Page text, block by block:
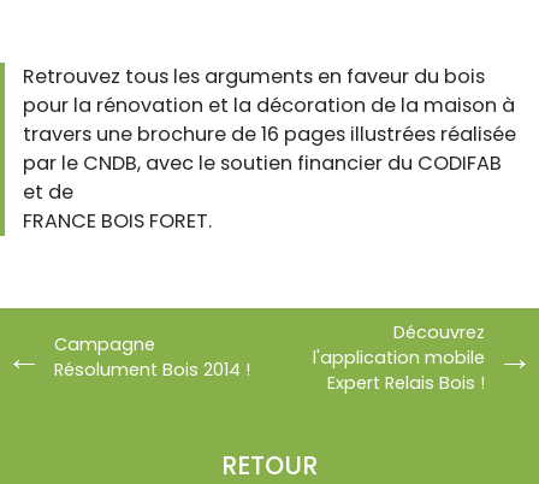
Retrouvez tous les arguments en faveur du bois
pour la rénovation et la décoration de la maison à
travers une brochure de 16 pages illustrées réalisée
par le CNDB, avec le soutien financier du CODIFAB
et de
FRANCE BOIS FORET.
Campagne
Résolument Bois 2014 !
RETOUR
Découvrez
l'application mobile
Expert Relais Bois !